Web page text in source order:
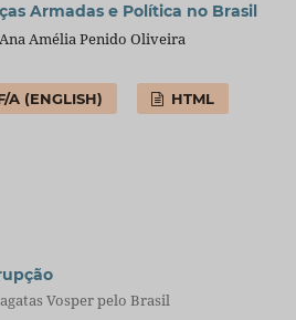
Armadas e Política no Brasil
Amélia Penido Oliveira
A (ENGLISH) HTML
Vosper pelo Brasil